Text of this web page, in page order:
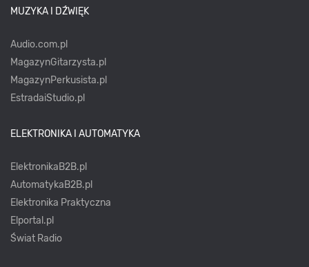
MUZYKA I DŹWIĘK
Audio.com.pl
MagazynGitarzysta.pl
MagazynPerkusista.pl
EstradaiStudio.pl
ELEKTRONIKA I AUTOMATYKA
ElektronikaB2B.pl
AutomatykaB2B.pl
Elektronika Praktyczna
Elportal.pl
Świat Radio